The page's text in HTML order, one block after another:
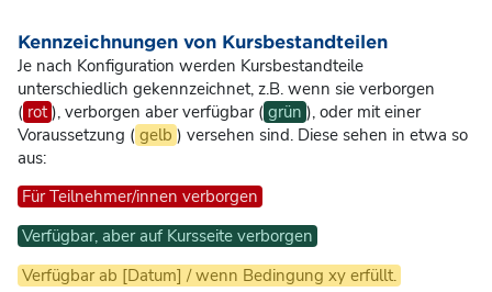
Kennzeichnungen von Kursbestandteilen
Je nach Konfiguration werden Kursbestandteile
unterschiedlich gekennzeichnet, z.B. wenn sie verborgen
( rot ), verborgen aber verfügbar ( grün ), oder mit einer
Voraussetzung ( gelb ) versehen sind. Diese sehen in etwa so
aus:
Für Teilnehmer/innen verborgen
Verfügbar, aber auf Kursseite verborgen
Verfügbar ab [Datum] / wenn Bedingung xy erfüllt.